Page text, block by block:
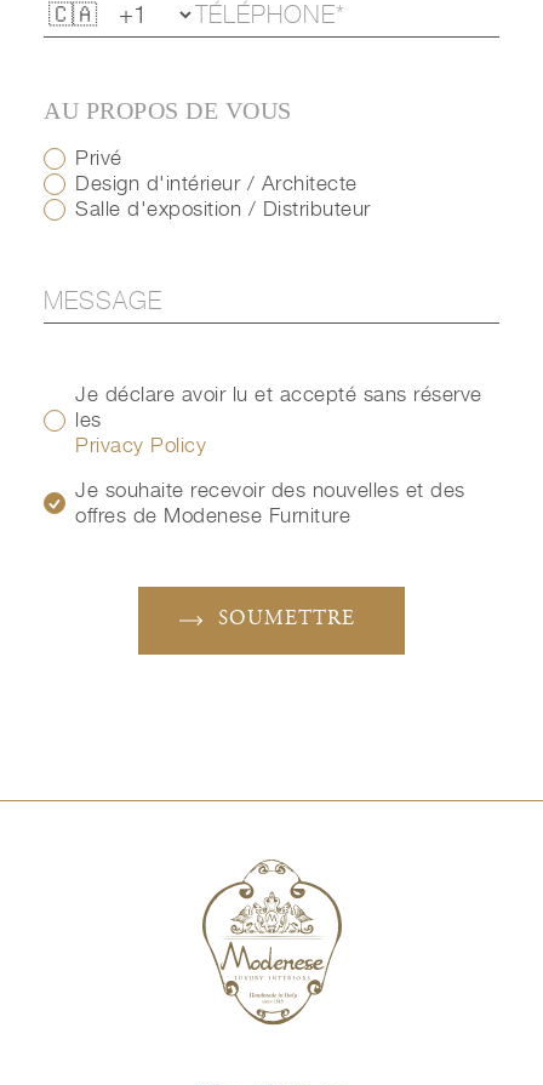
AU PROPOS DE VOUS
Privé
Design d'intérieur / Architecte
Salle d'exposition / Distributeur
Je déclare avoir lu et accepté sans réserve
les
Privacy Policy
Je souhaite recevoir des nouvelles et des
offres de Modenese Furniture
SOUMETTRE